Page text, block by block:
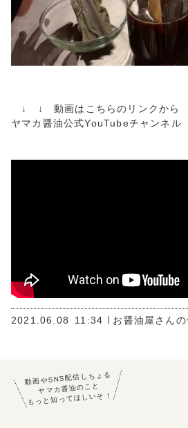
↓ ↓ 動画はこちらのリンクか
ヤマカ醤油公式YouTubeチャンネル
2021.06.08 11:34 お醤油屋さん
動画やSNS配信しちょる
ヤマカ醤油のこと
もっと知ってほしいそ！